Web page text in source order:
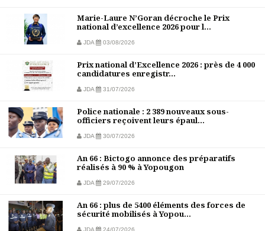
Marie-Laure N’Goran décroche le Prix
national d’excellence 2026 pour l...
JDA 03/08/2026
Prix national d’Excellence 2026 : près de 4 000
candidatures enregistr...
JDA 31/07/2026
Police nationale : 2 389 nouveaux sous-
officiers reçoivent leurs épaul...
JDA 30/07/2026
An 66 : Bictogo annonce des préparatifs
réalisés à 90 % à Yopougon
JDA 29/07/2026
An 66 : plus de 5400 éléments des forces de
sécurité mobilisés à Yopou...